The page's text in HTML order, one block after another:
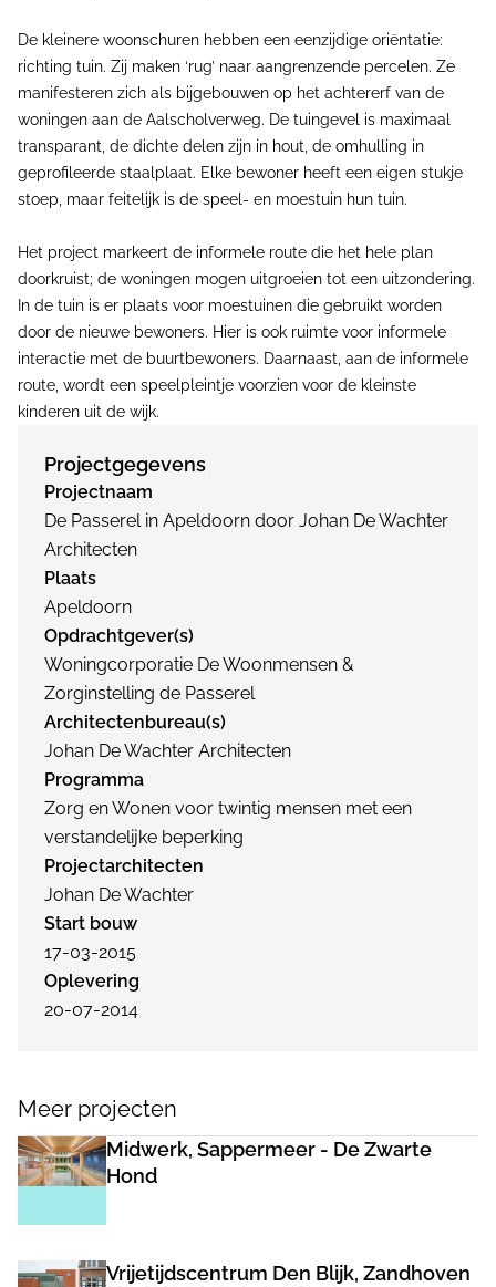
De kleinere woonschuren hebben een eenzijdige oriëntatie:
richting tuin. Zij maken ‘rug’ naar aangrenzende percelen. Ze
manifesteren zich als bijgebouwen op het achtererf van de
woningen aan de Aalscholverweg. De tuingevel is maximaal
transparant, de dichte delen zijn in hout, de omhulling in
geprofileerde staalplaat. Elke bewoner heeft een eigen stukje
stoep, maar feitelijk is de speel- en moestuin hun tuin.
Het project markeert de informele route die het hele plan
doorkruist; de woningen mogen uitgroeien tot een uitzondering.
In de tuin is er plaats voor moestuinen die gebruikt worden
door de nieuwe bewoners. Hier is ook ruimte voor informele
interactie met de buurtbewoners. Daarnaast, aan de informele
route, wordt een speelpleintje voorzien voor de kleinste
kinderen uit de wijk.
Projectgegevens
Projectnaam
De Passerel in Apeldoorn door Johan De Wachter
Architecten
Plaats
Apeldoorn
Opdrachtgever(s)
Woningcorporatie De Woonmensen &
Zorginstelling de Passerel
Architectenbureau(s)
Johan De Wachter Architecten
Programma
Zorg en Wonen voor twintig mensen met een
verstandelijke beperking
Projectarchitecten
Johan De Wachter
Start bouw
17-03-2015
Oplevering
20-07-2014
Meer projecten
Midwerk, Sappermeer - De Zwarte
Hond
Vrijetijdscentrum Den Blijk, Zandhoven